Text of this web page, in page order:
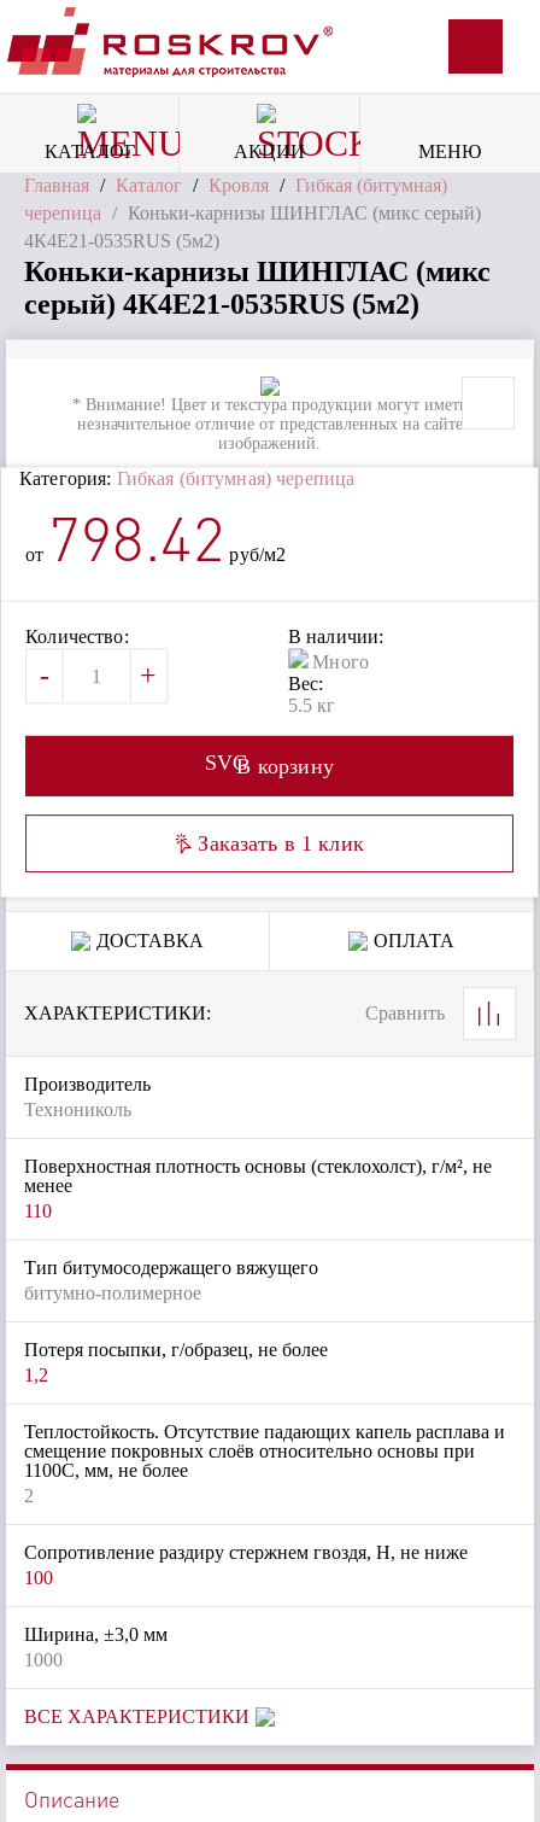
КАТАЛОГ АКЦИИ
МЕНЮ
Главная / Каталог / Кровля / Гибкая (битумная)
черепица / Коньки-карнизы ШИНГЛАС (микс серый)
4К4Е21-0535RUS (5м2)
Коньки-карнизы ШИНГЛАС (микс
серый) 4К4Е21-0535RUS (5м2)
* Внимание! Цвет и текстура продукции могут иметь
незначительное отличие от представленных на сайте
изображений.
Категория: Гибкая (битумная) черепица
от 798.42 руб/м2
Количество:
- +
В наличии:
Много
Вес:
5.5 кг
SVGВ корзину
Заказать в 1 клик
ДОСТАВКА ОПЛАТА
ХАРАКТЕРИСТИКИ: Сравнить
Производитель
Технониколь
Поверхностная плотность основы (стеклохолст), г/м², не
менее
110
Тип битумосодержащего вяжущего
битумно-полимерное
Потеря посыпки, г/образец, не более
1,2
Теплостойкость. Отсутствие падающих капель расплава и
смещение покровных слоёв относительно основы при
1100С, мм, не более
2
Сопротивление раздиру стержнем гвоздя, Н, не ниже
100
Ширина, ±3,0 мм
1000
ВСЕ ХАРАКТЕРИСТИКИ
Описание